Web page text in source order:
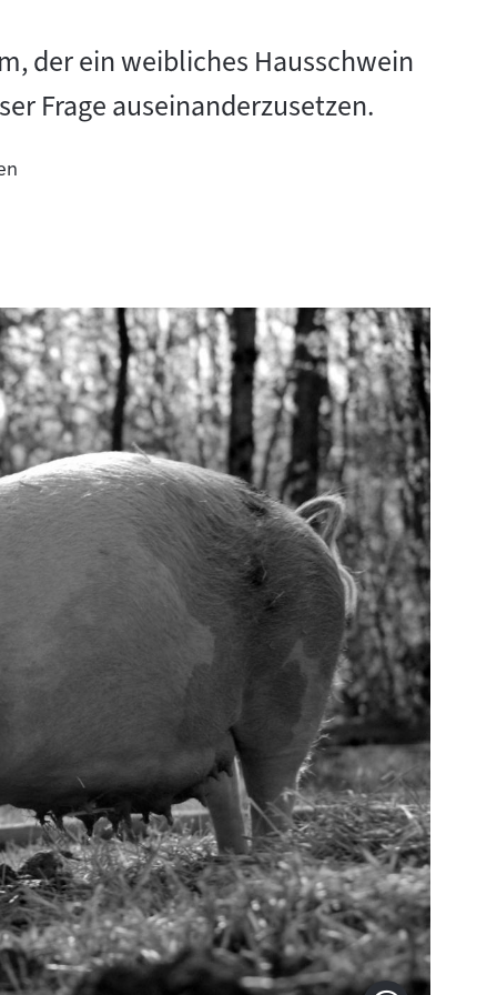
der ein weibliches Hausschwein
Frage auseinanderzusetzen.